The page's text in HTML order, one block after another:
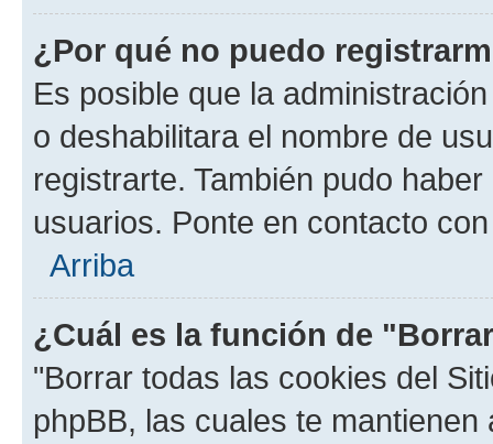
¿Por qué no puedo
Es posible que la
o deshabilitara el nombre de
registrarte. También pudo
usuarios. Ponte en contacto
Arriba
¿Cuál es la función de
"Borrar todas las cookies del
phpBB, las cuales te